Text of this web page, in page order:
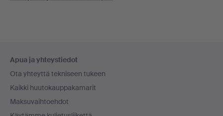
Apua ja yhteystiedot
Ota yhteyttä tekniseen tukeen
Kaikki huutokauppakamarit
Maksuvaihtoehdot